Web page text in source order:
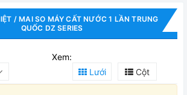
/ MAI SO MÁY CẤT NƯỚC 1 LẦN TRUNG
QUỐC DZ SERIES
Xem:
Lưới
Cột